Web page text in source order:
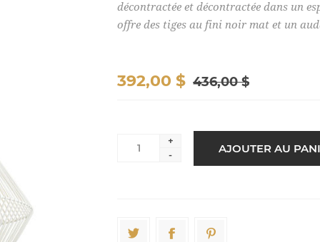
décontractée et décontractée dans un
offre des tiges au fini noir mat et un
436,00 $
392,00 $
+
-